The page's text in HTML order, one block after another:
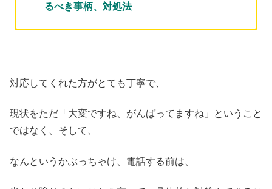
るべき事柄、対処法
対応してくれた方がとても丁寧で、
現状をただ「大変ですね、がんばってますね」ということ
ではなく、そして、
なんというかぶっちゃけ、電話する前は、